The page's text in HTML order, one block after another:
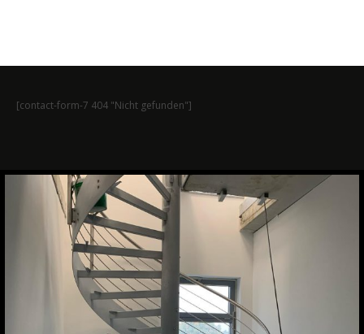
[contact-form-7 404 "Nicht gefunden"]